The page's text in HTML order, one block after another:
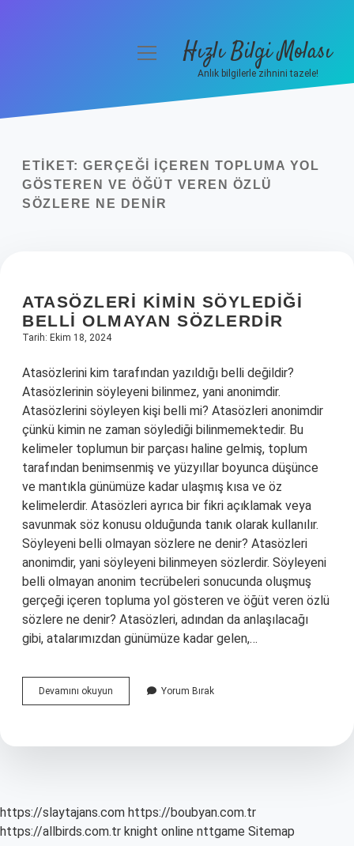
Yasal Uyarı
Hakkımızda
menüyüHızlı Bilgi Molası
Anlık bilgilerle zihnini tazele!
ETIKET: GERÇEĞI IÇEREN TOPLUMA YOL
GÖSTEREN VE ÖĞÜT VEREN ÖZLÜ
SÖZLERE NE DENIR
ATASÖZLERI KIMIN SÖYLEDIĞI
BELLI OLMAYAN SÖZLERDIR
Tarih: Ekim 18, 2024
Atasözlerini kim tarafından yazıldığı belli değildir?
Atasözlerinin söyleyeni bilinmez, yani anonimdir.
Atasözlerini söyleyen kişi belli mi? Atasözleri anonimdir
çünkü kimin ne zaman söylediği bilinmemektedir. Bu
kelimeler toplumun bir parçası haline gelmiş, toplum
tarafından benimsenmiş ve yüzyıllar boyunca düşünce
ve mantıkla günümüze kadar ulaşmış kısa ve öz
kelimelerdir. Atasözleri ayrıca bir fikri açıklamak veya
savunmak söz konusu olduğunda tanık olarak kullanılır.
Söyleyeni belli olmayan sözlere ne denir? Atasözleri
anonimdir, yani söyleyeni bilinmeyen sözlerdir. Söyleyeni
belli olmayan anonim tecrübeleri sonucunda oluşmuş
gerçeği içeren topluma yol gösteren ve öğüt veren özlü
sözlere ne denir? Atasözleri, adından da anlaşılacağı
gibi, atalarımızdan günümüze kadar gelen,…
Devamını okuyun Atasözleri
Kimin
Olmayan
Yorum Bırak
https://slaytajans.com https://boubyan.com.tr
https://allbirds.com.tr knight online nttgame Sitemap